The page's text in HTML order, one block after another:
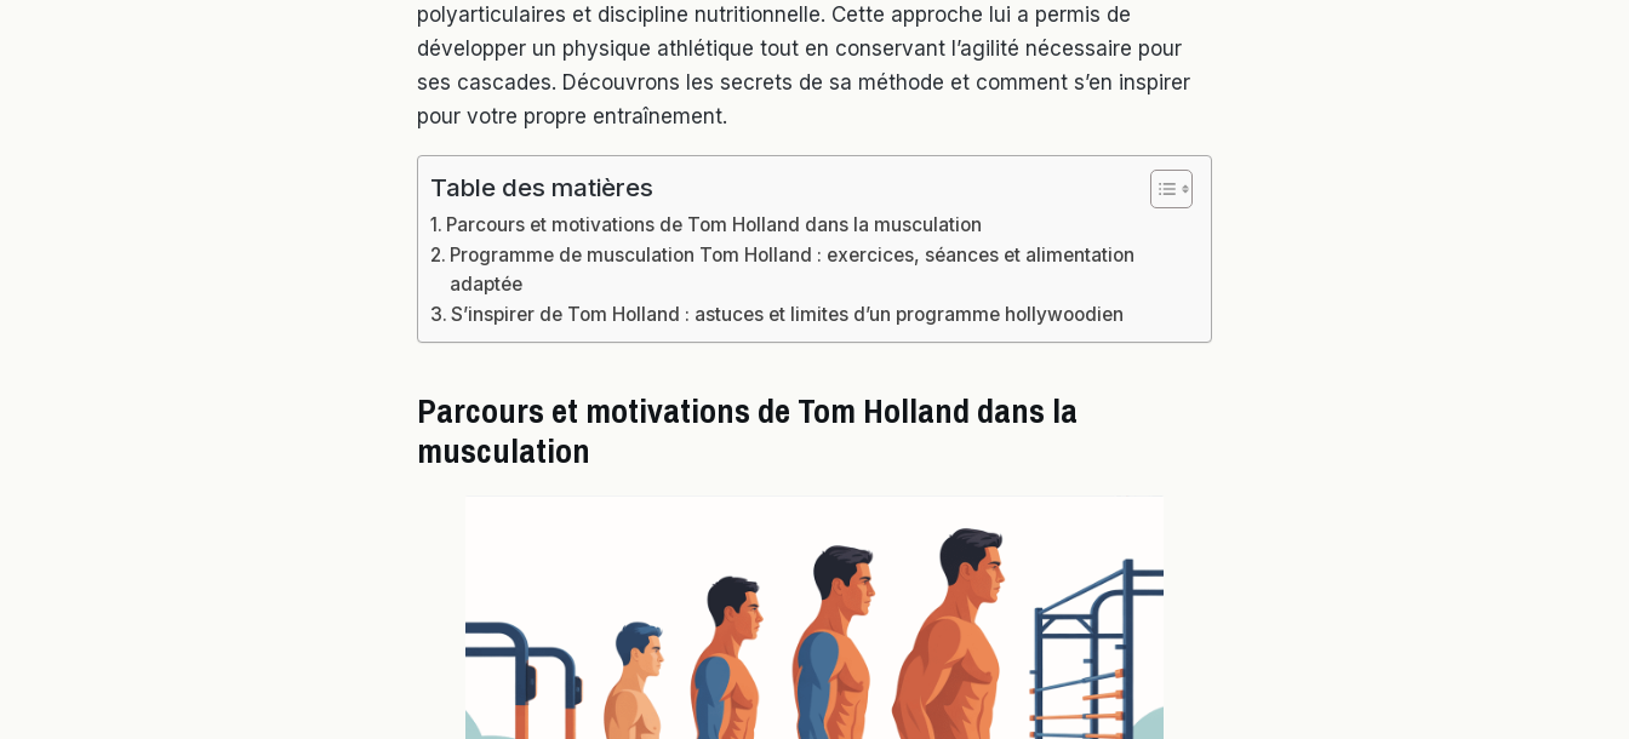
polyarticulaires et discipline nutritionnelle. Cette approche lui a permis de
développer un physique athlétique tout en conservant l’agilité nécessaire pour
ses cascades. Découvrons les secrets de sa méthode et comment s’en inspirer
pour votre propre entraînement.
Table des matières
Parcours et motivations de Tom Holland dans la musculation
Programme de musculation Tom Holland : exercices, séances et alimentation
adaptée
S’inspirer de Tom Holland : astuces et limites d’un programme hollywoodien
Parcours et motivations de Tom Holland dans la
musculation